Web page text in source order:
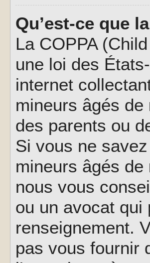
Qu’est-ce que
La COPPA
une loi des
internet
mineurs âgés
des parents ou
Si vous ne
mineurs âgés
nous vous
ou un avocat qui
renseignement.
pas vous fournir